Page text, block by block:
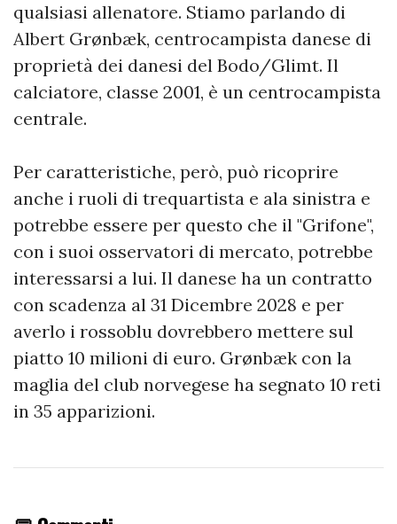
qualsiasi allenatore. Stiamo parlando di
Albert Grønbæk, centrocampista danese di
proprietà dei danesi del Bodo/Glimt. Il
calciatore, classe 2001, è un centrocampista
centrale.
Per caratteristiche, però, può ricoprire
anche i ruoli di trequartista e ala sinistra e
potrebbe essere per questo che il "Grifone",
con i suoi osservatori di mercato, potrebbe
interessarsi a lui. Il danese ha un contratto
con scadenza al 31 Dicembre 2028 e per
averlo i rossoblu dovrebbero mettere sul
piatto 10 milioni di euro. Grønbæk con la
maglia del club norvegese ha segnato 10 reti
in 35 apparizioni.